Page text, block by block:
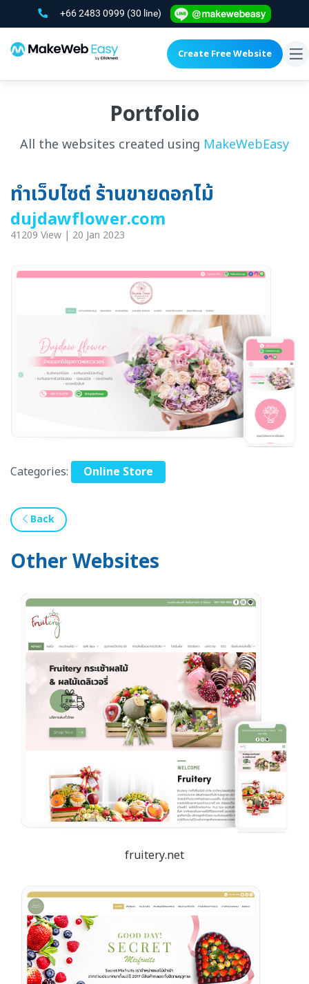
+66 2483 0999 (30 line)
Create Free Website
Portfolio
All the websites created using MakeWebEasy
ทำเว็บไซต์ ร้านขายดอกไม้
dujdawflower.com
41209 View | 20 Jan 2023
Categories: Online Store
Back
Other Websites
fruitery.net